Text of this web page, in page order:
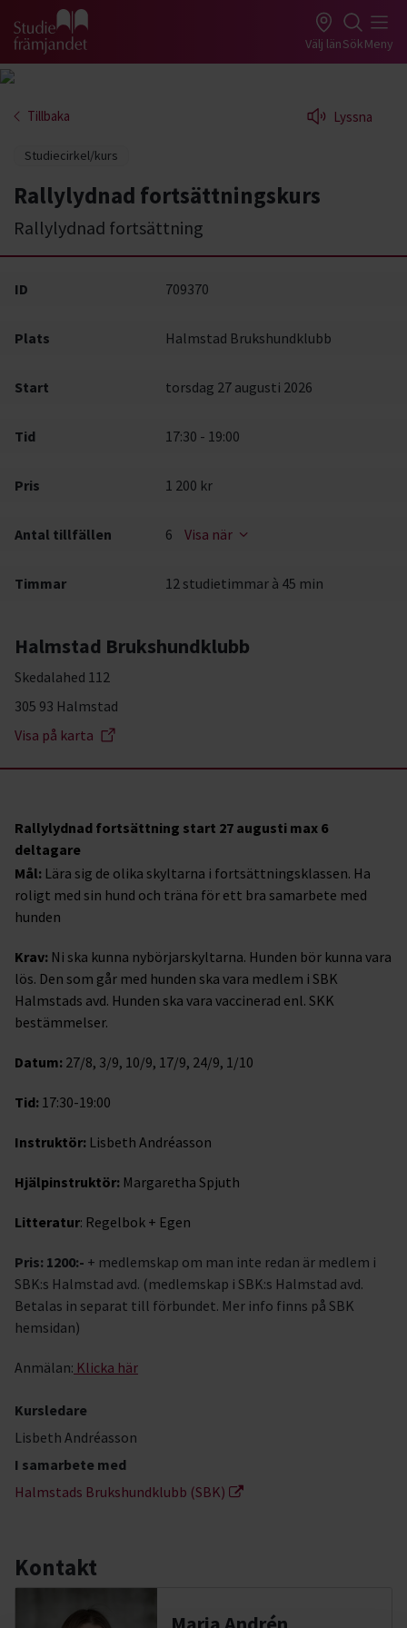
Gå till studiefrämjandets startsida Välj länSökMeny
Tillbaka Lyssna
Studiecirkel/kurs
Rallylydnad fortsättningskurs
Rallylydnad fortsättning
ID 709370
Plats Halmstad Brukshundklubb
Start torsdag 27 augusti 2026
Tid 17:30 - 19:00
Pris 1 200 kr
Antal tillfällen 6 Visa när
Timmar 12 studietimmar à 45 min
Halmstad Brukshundklubb
Skedalahed 112
305 93 Halmstad
Visa på karta
Rallylydnad fortsättning start 27 augusti max 6
deltagare
Mål: Lära sig de olika skyltarna i fortsättningsklassen. Ha
roligt med sin hund och träna för ett bra samarbete med
hunden
Krav: Ni ska kunna nybörjarskyltarna. Hunden bör kunna vara
lös. Den som går med hunden ska vara medlem i SBK
Halmstads avd. Hunden ska vara vaccinerad enl. SKK
bestämmelser.
Datum: 27/8, 3/9, 10/9, 17/9, 24/9, 1/10
Tid: 17:30-19:00
Instruktör: Lisbeth Andréasson
Hjälpinstruktör: Margaretha Spjuth
Litteratur: Regelbok + Egen
Pris: 1200:- + medlemskap om man inte redan är medlem i
SBK:s Halmstad avd. (medlemskap i SBK:s Halmstad avd.
Betalas in separat till förbundet. Mer info finns på SBK
hemsidan)
Anmälan: Klicka här
Kursledare
Lisbeth Andréasson
I samarbete med
Halmstads Brukshundklubb (SBK)
Kontakt